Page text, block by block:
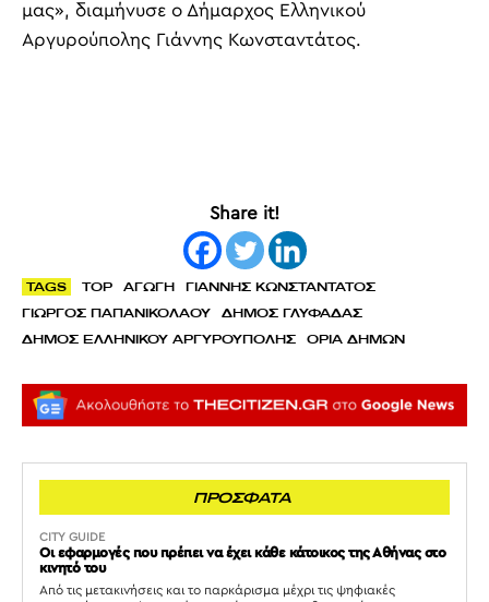
μας», διαμήνυσε ο Δήμαρχος Ελληνικού
Αργυρούπολης Γιάννης Κωνσταντάτος.
Share it!
TAGS TOP ΑΓΩΓΗ
ΓΙΑΝΝΗΣ ΚΩΝΣΤΑΝΤΑΤΟΣ
ΓΙΩΡΓΟΣ ΠΑΠΑΝΙΚΟΛΑΟΥ
ΔΗΜΟΣ ΓΛΥΦΑΔΑΣ
ΔΗΜΟΣ ΕΛΛΗΝΙΚΟΥ ΑΡΓΥΡΟΥΠΟΛΗΣ
ΟΡΙΑ ΔΗΜΩΝ
ΠΡΟΣΦΑΤΑ
CITY GUIDE
Οι εφαρμογές που πρέπει να έχει κάθε κάτοικος της Αθήνας στο
κινητό του
Από τις μετακινήσεις και το παρκάρισμα μέχρι τις ψηφιακές